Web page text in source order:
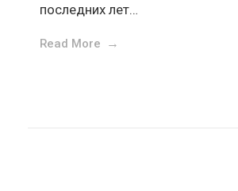
последних лет…
Read More